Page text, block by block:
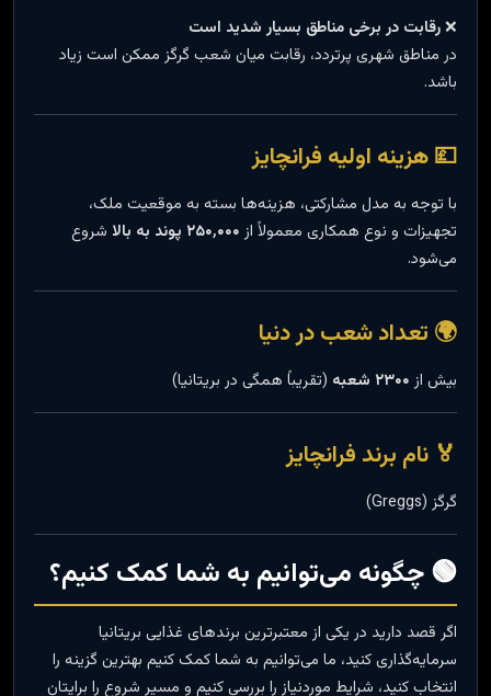
❌رقابت در برخی مناطق بسیار شدید است
در مناطق شهری پرتردد، رقابت میان شعب گرگز ممکن است زیاد
باشد.
💷 هزینه اولیه فرانچایز
با توجه به مدل مشارکتی، هزینه‌ها بسته به موقعیت ملک،
تجهیزات و نوع همکاری معمولاً از ۲۵۰٬۰۰۰ پوند به بالا
شروع
می‌شود.
🌍 تعداد شعب در دنیا
بیش از ۲۳۰۰ شعبه (تقریباً همگی در بریتانیا)
🏅 نام برند فرانچایز
گرگز (Greggs)
🟢 چگونه می‌توانیم به شما کمک کنیم؟
اگر قصد دارید در یکی از معتبرترین برندهای غذایی بریتانیا
سرمایه‌گذاری کنید، ما می‌توانیم به شما کمک کنیم بهترین گزینه را
انتخاب کنید، شرایط موردنیاز را بررسی کنیم و مسیر شروع را برایتان